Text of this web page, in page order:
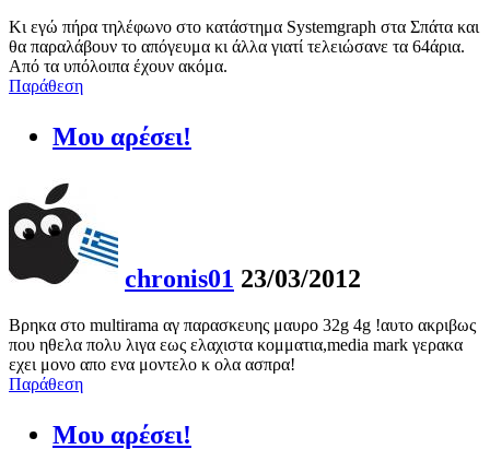
Κι εγώ πήρα τηλέφωνο στο κατάστημα Systemgraph στα Σπάτα και
θα παραλάβουν το απόγευμα κι άλλα γιατί τελειώσανε τα 64άρια.
Από τα υπόλοιπα έχουν ακόμα.
Παράθεση
Μου αρέσει!
chronis01 23/03/2012
Βρηκα στο multirama αγ παρασκευης μαυρο 32g 4g !αυτο ακριβως
που ηθελα πολυ λιγα εως ελαχιστα κομματια,media mark γερακα
εχει μονο απο ενα μοντελο κ ολα ασπρα!
Παράθεση
Μου αρέσει!